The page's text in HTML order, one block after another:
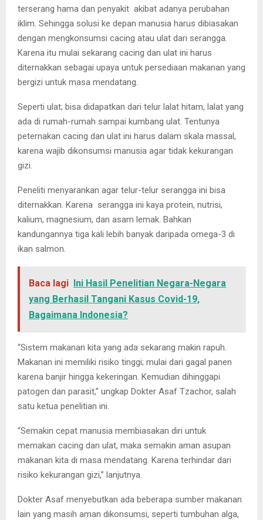
terserang hama dan penyakit akibat adanya perubahan
iklim. Sehingga solusi ke depan manusia harus dibiasakan
dengan mengkonsumsi cacing atau ulat dari serangga.
Karena itu mulai sekarang cacing dan ulat ini harus
diternakkan sebagai upaya untuk persediaan makanan yang
bergizi untuk masa mendatang.
Seperti ulat; bisa didapatkan dari telur lalat hitam, lalat yang
ada di rumah-rumah sampai kumbang ulat. Tentunya
peternakan cacing dan ulat ini harus dalam skala massal,
karena wajib dikonsumsi manusia agar tidak kekurangan
gizi.
Peneliti menyarankan agar telur-telur serangga ini bisa
diternakkan. Karena serangga ini kaya protein, nutrisi,
kalium, magnesium, dan asam lemak. Bahkan
kandungannya tiga kali lebih banyak daripada omega-3 di
ikan salmon.
Baca lagi Ini Hasil Penelitian Negara-Negara
yang Berhasil Tangani Kasus Covid-19,
Bagaimana Indonesia?
“Sistem makanan kita yang ada sekarang makin rapuh.
Makanan ini memiliki risiko tinggi; mulai dari gagal panen
karena banjir hingga kekeringan. Kemudian dihinggapi
patogen dan parasit,” ungkap Dokter Asaf Tzachor, salah
satu ketua penelitian ini.
“Semakin cepat manusia membiasakan diri untuk
memakan cacing dan ulat, maka semakin aman asupan
makanan kita di masa mendatang. Karena terhindar dari
risiko kekurangan gizi,” lanjutnya.
Dokter Asaf menyebutkan ada beberapa sumber makanan
lain yang masih aman dikonsumsi, seperti tumbuhan alga,